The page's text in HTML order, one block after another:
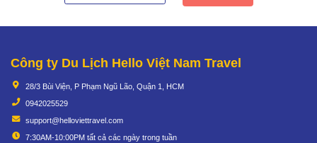
Công ty Du Lịch Hello Việt Nam Travel
28/3 Bùi Viện, P Phạm Ngũ Lão, Quận 1, HCM
0942025529
support@helloviettravel.com
7:30AM-10:00PM tất cả các ngày trong tuần